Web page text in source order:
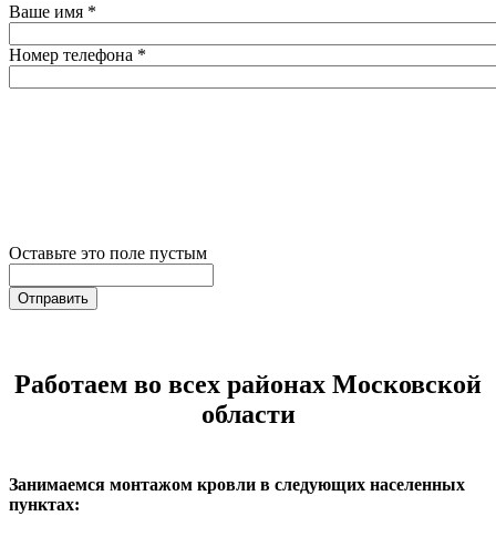
Ваше имя *
Номер телефона *
Оставьте это поле пустым
Отправить
Работаем во всех районах Московской
области
Занимаемся монтажом кровли в следующих населенных
пунктах: